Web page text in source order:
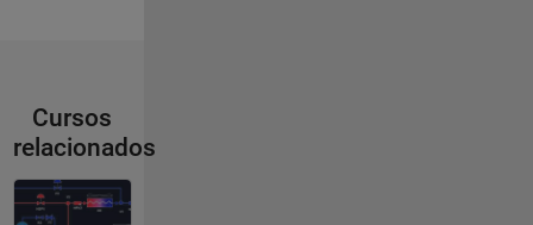
Cursos
relacionados